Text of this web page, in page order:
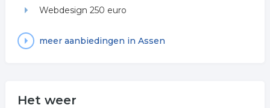
Webdesign 250 euro
meer aanbiedingen in Assen
Het weer